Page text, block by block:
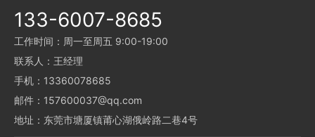
133-6007-8685
工作时间：周一至周五 9:00-19:00
联系人：王经理
手机：13360078685
邮件：157600037@qq.com
地址：东莞市塘厦镇莆心湖俄岭路二巷4号